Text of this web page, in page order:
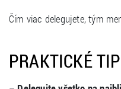
Čím viac delegujete, tým
PRAKTICKÉ